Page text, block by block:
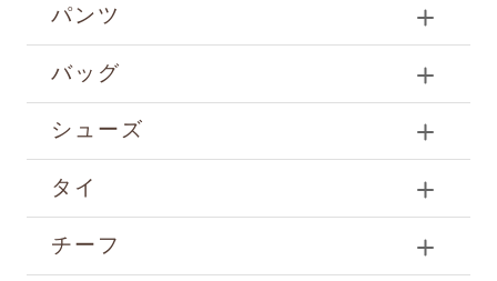
パンツ
バッグ
シューズ
タイ
チーフ